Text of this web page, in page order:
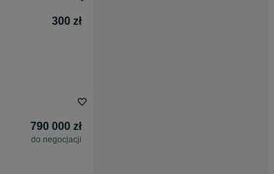
300 zł
790 000 zł
do negocjacji